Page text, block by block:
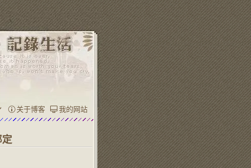
关于博客 我的网站